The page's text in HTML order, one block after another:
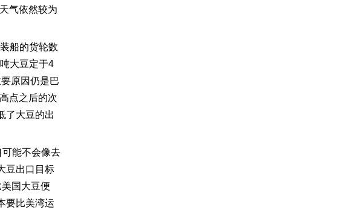
气依然较为
船的货轮数
大豆定于4
原因仍是巴
点之后的次
了大豆的出
能不会像去
豆出口目标
国大豆便
要比美湾运